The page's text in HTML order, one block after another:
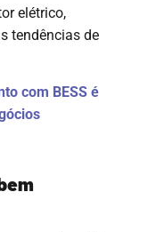
elétrico,
tendências de
com BESS é